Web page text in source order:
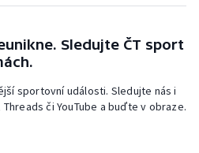
Sledujte ČT sport
sportovní události. Sledujte nás i
či YouTube a buďte v obraze.